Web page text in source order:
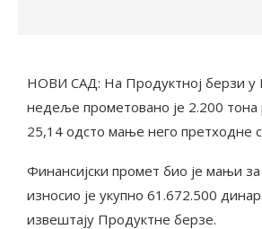
НОВИ САД: На Продуктној берзи у
недеље прометовано је 2.200 тона
25,14 одсто мање него претходне
Финансијски промет био је мањи
износио је укупно 61.672.500
извештају Продуктне берзе.